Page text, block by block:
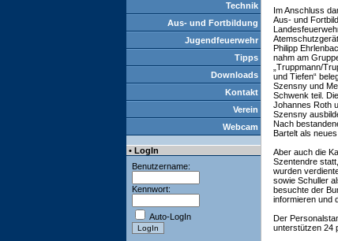
Technik
Aus- und Fortbildung
Jugendfeuerwehr
Tipps
Downloads
Kontakt
Verein
Webcam
• LogIn
Benutzername:
Kennwort:
Auto-LogIn
Im Anschluss
Aus- und
Philipp
nahm am
„Truppmann/
und Tiefen“
Szensny und
Schwenk teil.
Johannes Roth
Szensny
Nach
Bartelt als
Aber auch die
Szentendre
wurden
sowie Schuller
besuchte der
informieren und
Der
unterstützen 24